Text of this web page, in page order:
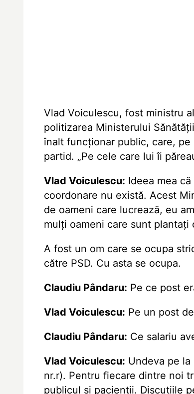
Vlad Voiculescu, fost ministru
politizarea Ministerului
înalt funcţionar public, care,
partid. „Pe cele care lui îi
Vlad Voiculescu: Ideea mea
coordonare nu există. Acest
de oameni care lucrează, eu
mulți oameni care sunt
A fost un om care se ocupa
către PSD. Cu asta se ocupa.
Claudiu Pândaru: Pe ce post
Vlad Voiculescu: Pe un post
Claudiu Pândaru: Ce salariu
Vlad Voiculescu: Undeva pe
nr.r). Pentru fiecare dintre noi
publicul şi pacienţii. Discuţiile